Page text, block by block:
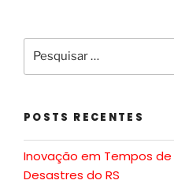
POSTS RECENTES
Inovação em Tempos
Desastres do RS